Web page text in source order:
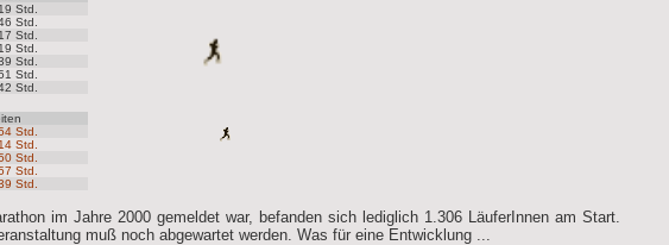
Std.
Std.
Std.
Std.
Std.
Std.
Std.
Std.
Std.
Std.
Std.
Std.
im Jahre 2000 gemeldet war, befanden sich lediglich 1.306 LäuferInnen am Start.
muß noch abgewartet werden. Was für eine Entwicklung ...